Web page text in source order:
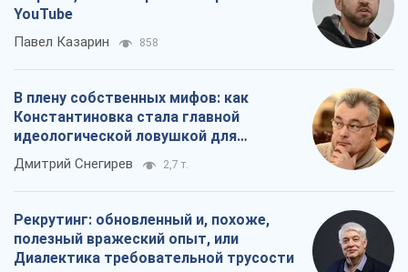
YouTube
Павел Казарин 858
В плену собственных мифов: как
Константиновка стала главной
идеологической ловушкой для
российских оккупантов
Дмитрий Снегирев 2,7 т.
Рекрутинг: обновленный и, похоже,
полезный вражеский опыт, или
Диалектика требовательной трусости